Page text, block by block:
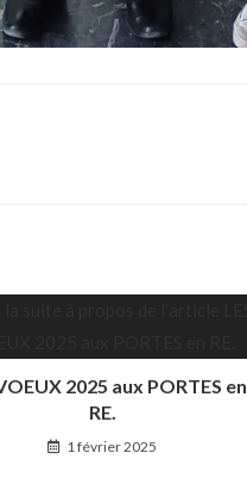
2025 aux PORTES en
RE.
1 février 2025